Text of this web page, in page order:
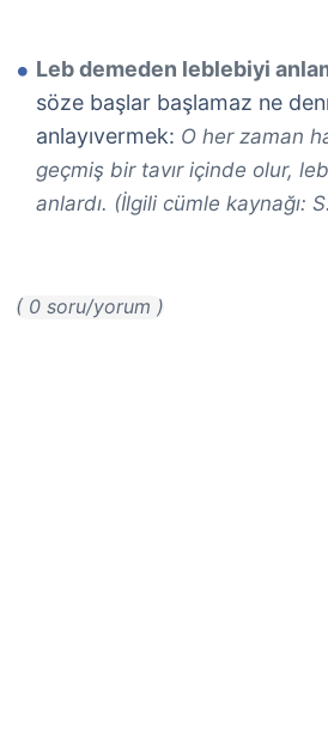
Leb demeden leblebiyi
söze başlar başlamaz ne
anlayıvermek: O her zaman
geçmiş bir tavır içinde olur,
anlardı. (İlgili cümle kaynağı:
( 0 soru/yorum )